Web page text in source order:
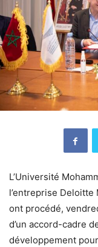
L’Université
l’entreprise
ont procédé,
d’un accord-cadre
développement